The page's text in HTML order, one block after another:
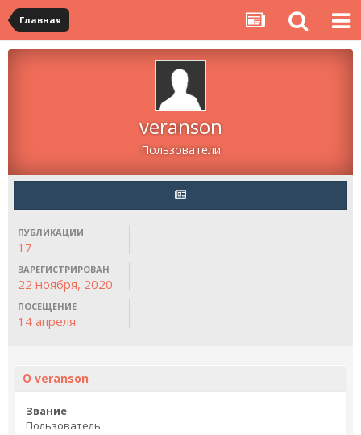
Главная
veranson
Пользователи
ПУБЛИКАЦИИ
17
ЗАРЕГИСТРИРОВАН
22 ноября, 2020
ПОСЕЩЕНИЕ
14 апреля
О veranson
Звание
Пользователь